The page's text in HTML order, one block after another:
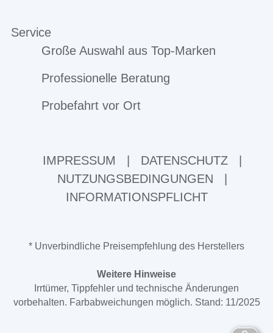
Service
Große Auswahl aus Top-Marken
Professionelle Beratung
Probefahrt vor Ort
IMPRESSUM DATENSCHUTZ
NUTZUNGSBEDINGUNGEN
INFORMATIONSPFLICHT
* Unverbindliche Preisempfehlung des Herstellers
Weitere Hinweise
Irrtümer, Tippfehler und technische Änderungen
vorbehalten. Farbabweichungen möglich. Stand: 11/2025